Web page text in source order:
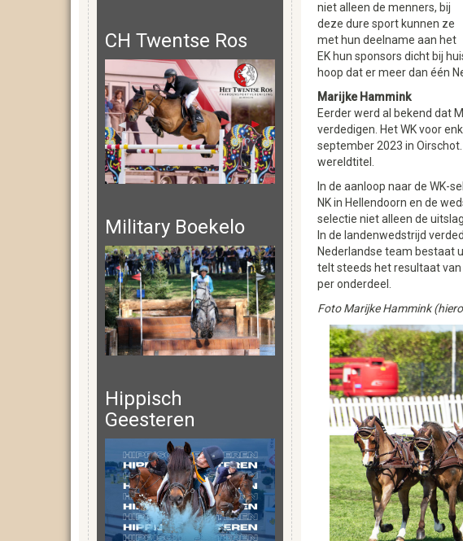
CH Twentse Ros
Military Boekelo
Hippisch
Geesteren
niet alleen de menners, bij
deze dure sport kunnen ze
met hun deelname aan het
EK hun sponsors dicht bij
hoop dat er meer dan één
Marijke Hammink
Eerder werd al bekend dat
verdedigen. Het WK voor
september 2023 in
wereldtitel.
In de aanloop naar de WK-
NK in Hellendoorn en de
selectie niet alleen de
In de landenwedstrijd
Nederlandse team bestaat
telt steeds het resultaat
per onderdeel.
Foto Marijke Hammink